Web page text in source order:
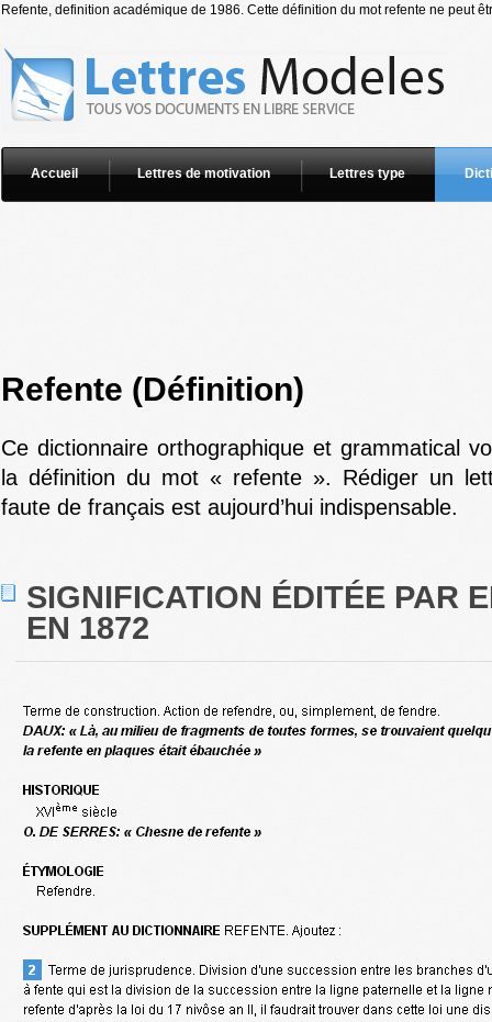
Refente, definition académique de 1986. Cette définition du mot refente ne peut
Accueil Lettres de motivation Lettres type
Refente (Définition)
Ce dictionnaire orthographique et grammatical
la définition du mot « refente ». Rédiger un
faute de français est aujourd’hui indispensable.
SIGNIFICATION ÉDITÉE PAR
EN 1872